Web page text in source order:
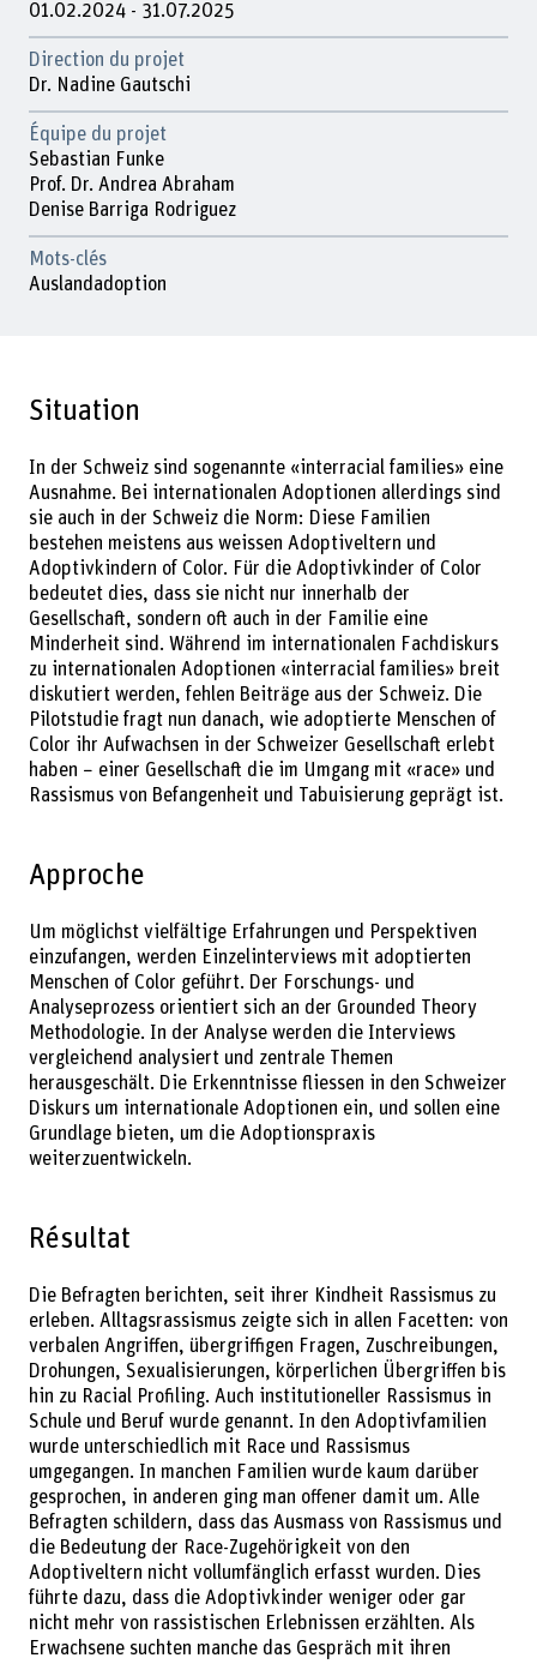
01.02.2024 - 31.07.2025
Direction du projet
Dr. Nadine Gautschi
Équipe du projet
Sebastian Funke
Prof. Dr. Andrea Abraham
Denise Barriga Rodriguez
Mots-clés
Auslandadoption
Situation
In der Schweiz sind sogenannte «interracial families» eine
Ausnahme. Bei internationalen Adoptionen allerdings sind
sie auch in der Schweiz die Norm: Diese Familien
bestehen meistens aus weissen Adoptiveltern und
Adoptivkindern of Color. Für die Adoptivkinder of Color
bedeutet dies, dass sie nicht nur innerhalb der
Gesellschaft, sondern oft auch in der Familie eine
Minderheit sind. Während im internationalen Fachdiskurs
zu internationalen Adoptionen «interracial families» breit
diskutiert werden, fehlen Beiträge aus der Schweiz. Die
Pilotstudie fragt nun danach, wie adoptierte Menschen of
Color ihr Aufwachsen in der Schweizer Gesellschaft erlebt
haben − einer Gesellschaft die im Umgang mit «race» und
Rassismus von Befangenheit und Tabuisierung geprägt ist.
Approche
Um möglichst vielfältige Erfahrungen und Perspektiven
einzufangen, werden Einzelinterviews mit adoptierten
Menschen of Color geführt. Der Forschungs- und
Analyseprozess orientiert sich an der Grounded Theory
Methodologie. In der Analyse werden die Interviews
vergleichend analysiert und zentrale Themen
herausgeschält. Die Erkenntnisse fliessen in den Schweizer
Diskurs um internationale Adoptionen ein, und sollen eine
Grundlage bieten, um die Adoptionspraxis
weiterzuentwickeln.
Résultat
Die Befragten berichten, seit ihrer Kindheit Rassismus zu
erleben. Alltagsrassismus zeigte sich in allen Facetten: von
verbalen Angriffen, übergriffigen Fragen, Zuschreibungen,
Drohungen, Sexualisierungen, körperlichen Übergriffen bis
hin zu Racial Profiling. Auch institutioneller Rassismus in
Schule und Beruf wurde genannt. In den Adoptivfamilien
wurde unterschiedlich mit Race und Rassismus
umgegangen. In manchen Familien wurde kaum darüber
gesprochen, in anderen ging man offener damit um. Alle
Befragten schildern, dass das Ausmass von Rassismus und
die Bedeutung der Race-Zugehörigkeit von den
Adoptiveltern nicht vollumfänglich erfasst wurden. Dies
führte dazu, dass die Adoptivkinder weniger oder gar
nicht mehr von rassistischen Erlebnissen erzählten. Als
Erwachsene suchten manche das Gespräch mit ihren